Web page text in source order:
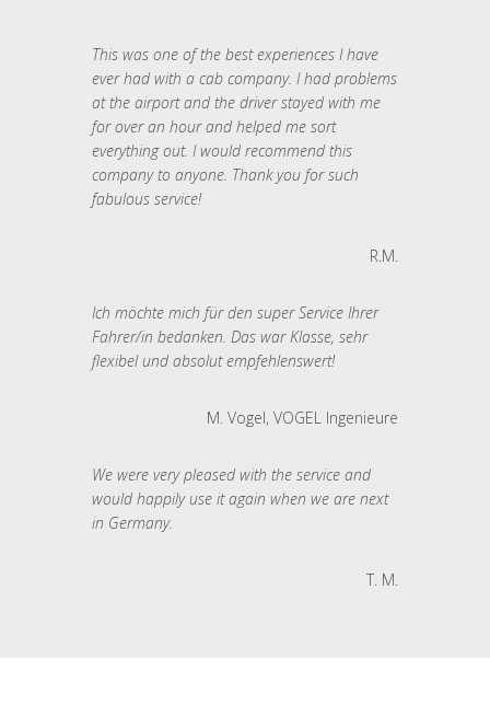
This was one of the best experiences I have
ever had with a cab company. I had problems
at the airport and the driver stayed with me
for over an hour and helped me sort
everything out. I would recommend this
company to anyone. Thank you for such
fabulous service!
R.M.
Ich möchte mich für den super Service Ihrer
Fahrer/in bedanken. Das war Klasse, sehr
flexibel und absolut empfehlenswert!
M. Vogel, VOGEL Ingenieure
We were very pleased with the service and
would happily use it again when we are next
in Germany.
T. M.